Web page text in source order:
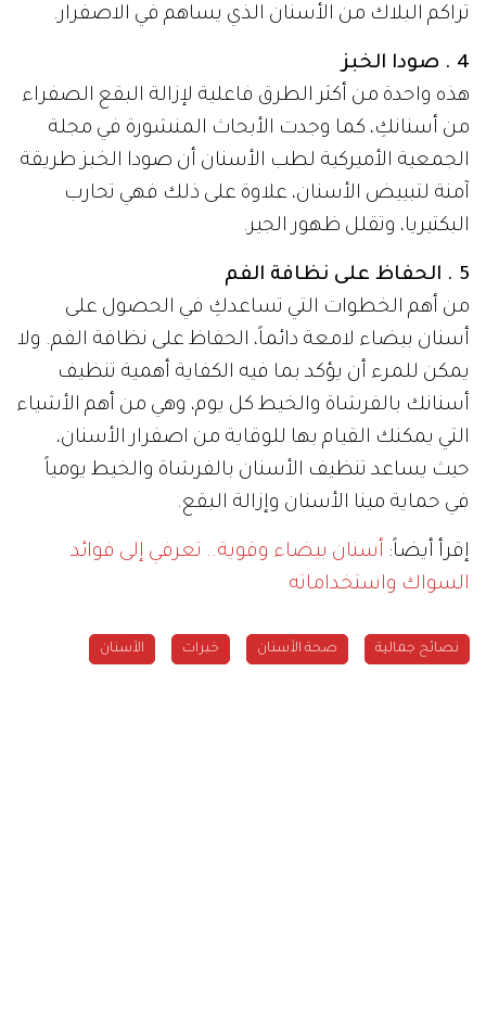
تراكم البلاك من الأسنان الذي يساهم في الاصفرار.
4 . صودا الخبز
هذه واحدة من أكثر الطرق فاعلية لإزالة البقع الصفراء
من أسنانكِ، كما وجدت الأبحاث المنشورة في مجلة
الجمعية الأميركية لطب الأسنان أن صودا الخبز طريقة
آمنة لتبييض الأسنان، علاوة على ذلك فهي تحارب
البكتيريا، وتقلل ظهور الجير.
5 . الحفاظ على نظافة الفم
من أهم الخطوات التي تساعدكِ في الحصول على
أسنان بيضاء لامعة دائماً، الحفاظ على نظافة الفم. ولا
يمكن للمرء أن يؤكد بما فيه الكفاية أهمية تنظيف
أسنانك بالفرشاة والخيط كل يوم، وهي من أهم الأشياء
التي يمكنك القيام بها للوقاية من اصفرار الأسنان،
حيث يساعد تنظيف الأسنان بالفرشاة والخيط يومياً
في حماية مينا الأسنان وإزالة البقع.
إقرأ أيضاً: أسنان بيضاء وقوية.. تعرفي إلى فوائد
السواك واستخداماته
نصائح جمالية صحة الأسنان خبرات الأسنان